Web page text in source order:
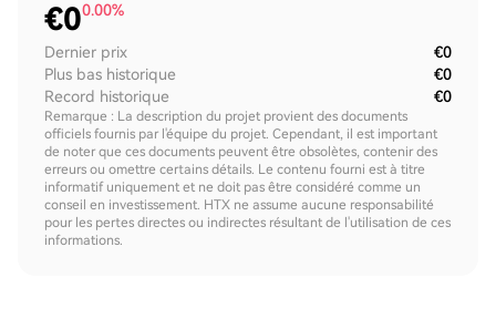
€00.00%
Dernier prix
€0
Plus bas historique
€0
Record historique
€0
Remarque : La description du projet provient des documents
officiels fournis par l'équipe du projet. Cependant, il est important
de noter que ces documents peuvent être obsolètes, contenir des
erreurs ou omettre certains détails. Le contenu fourni est à titre
informatif uniquement et ne doit pas être considéré comme un
conseil en investissement. HTX ne assume aucune responsabilité
pour les pertes directes ou indirectes résultant de l'utilisation de ces
informations.